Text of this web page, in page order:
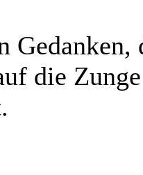
die